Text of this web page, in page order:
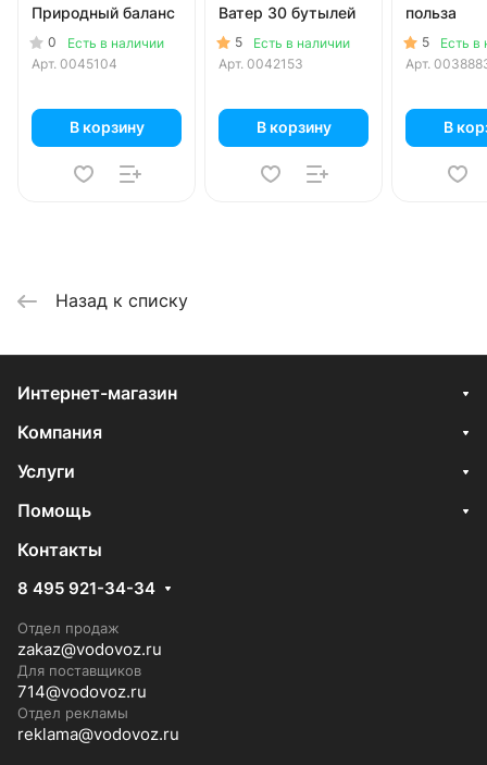
Природный баланс
0
Есть в наличии
Арт. 0045104
В корзину
Ватер 30 бутылей
5
Есть в наличии
Арт. 0042153
В корзину
польза
5
Есть в
Арт.
В
Назад к списку
Интернет-магазин
Компания
Услуги
Помощь
Контакты
8 495 921-34-34
Отдел продаж
zakaz@vodovoz.ru
Для поставщиков
714@vodovoz.ru
Отдел рекламы
reklama@vodovoz.ru